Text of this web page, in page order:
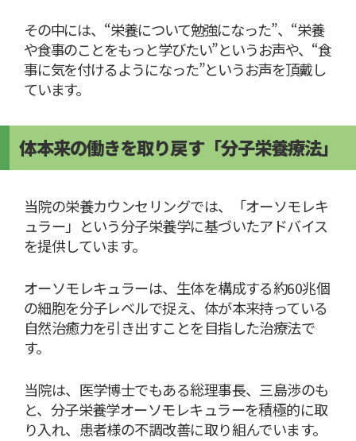
その中には、“栄養について勉強になった”、“栄養
や食事のことをもっと学びたい”というお声や、“食
事に気を付けるようになった”というお声を頂戴し
ています。
体本来の働きを取り戻す「分子栄養療法」
当院の栄養カウンセリングでは、「オーソモレキ
ュラー」という分子栄養学に基づいたアドバイス
を提供しています。
オーソモレキュラーは、生体を構成する約60兆個
の細胞を分子レベルで捉え、体が本来持っている
自然治癒力を引き出すことを目指した治療法で
す。
当院は、医学博士でもある総理事長、三島渉のも
と、分子栄養学オーソモレキュラーを積極的に取
り入れ、患者様の不調改善に取り組んでいます。